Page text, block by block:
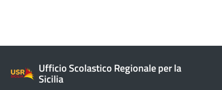
Ufficio Scolastico Regionale per la
Sicilia